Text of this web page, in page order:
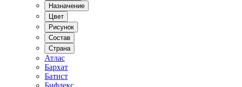
Назначение
Цвет
Рисунок
Состав
Страна
Атлас
Бархат
Батист